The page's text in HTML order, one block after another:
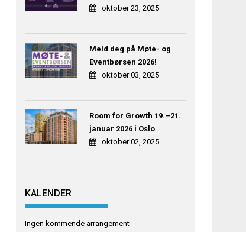
oktober 23, 2025
Meld deg på Møte- og
Eventbørsen 2026!
oktober 03, 2025
Room for Growth 19.–21.
januar 2026 i Oslo
oktober 02, 2025
KALENDER
Ingen kommende arrangement